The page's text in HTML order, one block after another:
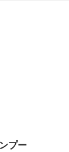
プー